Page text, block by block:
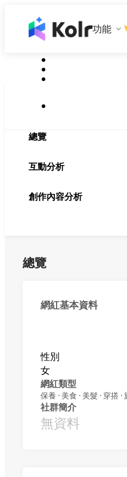
功能
總覽
互動分析
創作內容分析
總覽
網紅基本資料
性別
女
網紅類型
保養 · 美食 · 美髮 · 穿搭 ·
社群簡介
無資料